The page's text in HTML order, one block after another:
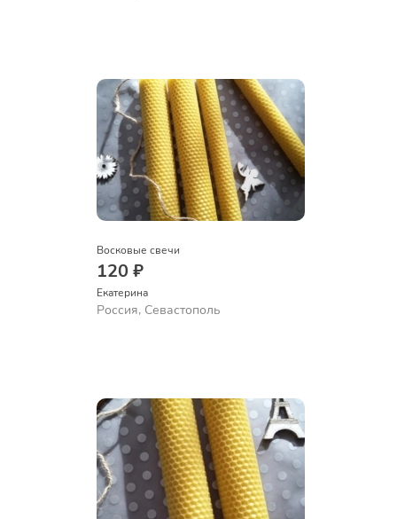
Восковые свечи
120 ₽
Екатерина
Россия, Севастополь